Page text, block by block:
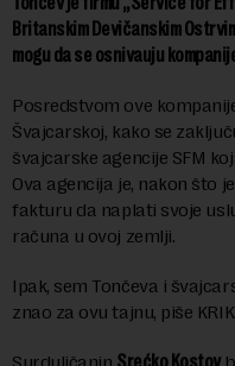
Britanskim Devičanskim
mogu da se osnivauju
Posredstvom ove
Švajcarskoj, kako se
švajcarske agencije SFM
Ova agencija je, nakon što
fakturu da naplati svoje
računa u ovoj zemlji.
Ipak, sem Tončeva i
znao za ovu tajnu, piše KRIK.